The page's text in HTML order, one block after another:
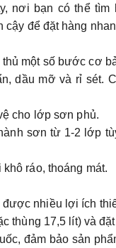
nơi bạn có thể tìm
để đặt hàng
thủ một số bước cơ
dầu mỡ và rỉ sét.
cho lớp sơn phủ.
sơn từ 1-2 lớp
ráo, thoáng mát.
được nhiều lợi ích
thùng 17,5 lít) và
đảm bảo sản